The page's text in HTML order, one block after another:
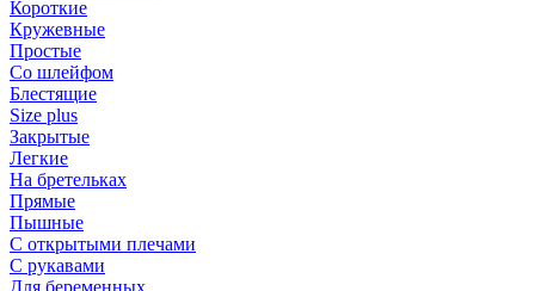
Короткие
Кружевные
Простые
Со шлейфом
Блестящие
Size plus
Закрытые
Легкие
На бретельках
Прямые
Пышные
С открытыми плечами
С рукавами
Для беременных